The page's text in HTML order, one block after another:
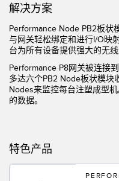
检测阵列和宽光束传感器
状态监测传感器
无线状态监测传感器
附件
相关链接
冲洗
IO-Link
解决方案
Performance Node PB2板状
与网关轻松绑定和进行I/O映
台为所有设备提供强大的无线
Performance P8网关被连接
多达六个PB2 Node板状模块
Nodes来监控每台注塑成型
的数据。
特色产品